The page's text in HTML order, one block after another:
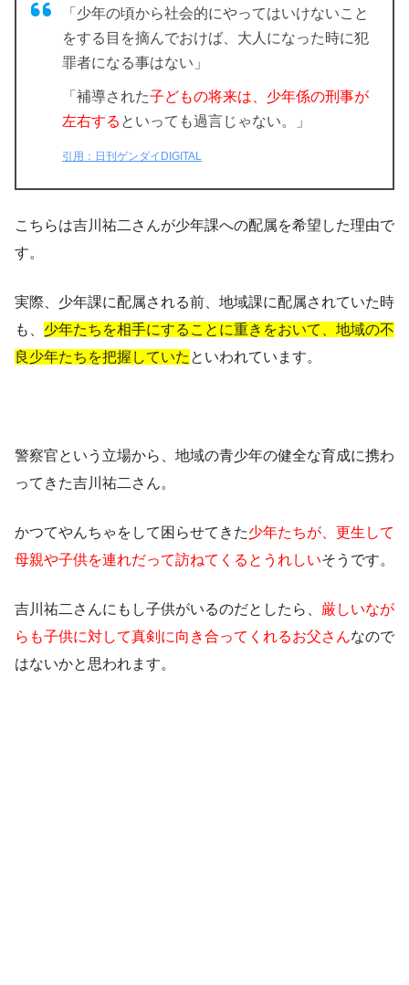
「少年の頃から社会的にやってはいけないこと
をする目を摘んでおけば、大人になった時に犯
罪者になる事はない」
「補導された子どもの将来は、少年係の刑事が
左右する といっても過言じゃない。」
引用：日刊ゲンダイDIGITAL
こちらは吉川祐二さんが少年課への配属を希望した理由で
す。
実際、少年課に配属される前、地域課に配属されていた時
も、 少年たちを相手にすることに重きをおいて、地域の不
良少年たちを把握していた といわれています。
警察官という立場から、地域の青少年の健全な育成に携わ
ってきた吉川祐二さん。
かつてやんちゃをして困らせてきた少年たちが、更生して
母親や子供を連れだって訪ねてくるとうれしいそうです。
吉川祐二さんにもし子供がいるのだとしたら、 厳しいなが
らも子供に対して真剣に向き合ってくれるお父さんなので
はないかと思われます。